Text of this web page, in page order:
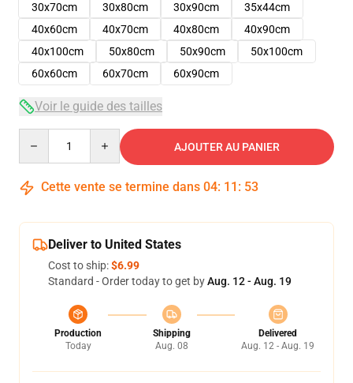
30x70cm
30x80cm 30x90cm
35x44cm
40x60cm
40x70cm 40x80cm
40x90cm
40x100cm
50x80cm 50x90cm
50x100cm
60x60cm
60x70cm 60x90cm
Voir le guide des tailles
AJOUTER AU PANIER
Cette vente se termine dans 04: 11 : 52
Deliver to United States
Cost to ship:$6.99
Standard - Order today to get byAug. 12 - Aug. 19
Production
Today
Shipping
Aug. 08
Delivered
Aug. 12 - Aug. 19